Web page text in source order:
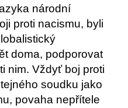
proti nacismu, byli
doma, podporovat
nim. Vždyť boj proti
soudku jako
povaha nepřítele